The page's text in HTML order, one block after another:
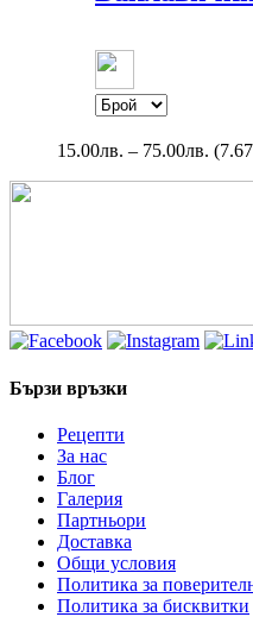
15.00лв. – 75.00лв. Price
Бързи връзки
Рецепти
За нас
Блог
Галерия
Партньори
Доставка
Общи условия
Политика за
Политика за бисквитки